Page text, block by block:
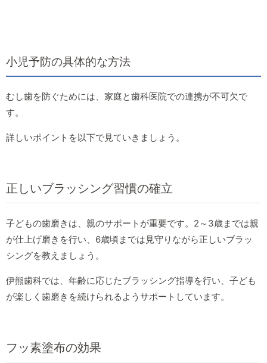
小児予防の具体的な方法
むし歯を防ぐためには、家庭と歯科医院での連携が不可欠で
す。
詳しいポイントを以下で見ていきましょう。
正しいブラッシング習慣の確立
子どもの歯磨きは、親のサポートが重要です。2～3歳までは親
が仕上げ磨きを行い、6歳頃までは見守りながら正しいブラッ
シングを教えましょう。
伊熊歯科では、年齢に応じたブラッシング指導を行い、子ども
が楽しく歯磨きを続けられるようサポートしています。
フッ素塗布の効果